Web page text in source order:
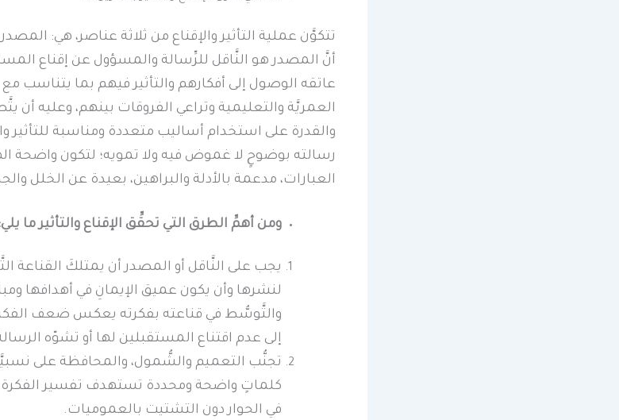
تتكوَّن عملية التأثير والإقناع من ثلاثة عناصر، هي:
أنَّ المصدر هو النَّاقل للرِّسالة والمسؤول عن إقناع
عاتقه الوصول إلى أفكارهم والتأثير فيهم بما يتناسب
العمريَّة والتعليمية وتراعي الفروقات بينهم، وعليه أن
والقدرة على استخدام أساليب متعددة ومناسبة للتأثير
رسالته بوضوحٍ لا غموض فيه ولا تمويه؛ لتكون واضحة
العبارات، مدعمة بالأدلة والبراهين، بعيدة عن الخلل
ومن أهمِّ الطرق التي تحقِّق الإقناع والتأثير ما يلي:
يجب على النَّاقل أو المصدر أن يمتلكَ القناعة
لنشرها وأن يكون عميق الإيمانِ في أهدافها
والتَّوسُّط في قناعته بفكرته يعكس ضعف
إلى عدم اقتناع المستقبلين لها أو تشوّه
تجنُّب التعميم والشُّمول، والمحافظة على
كلماتٍ واضحة ومحددة تستهدف تفسير
في الحوار دون التشتيت بالعموميات.